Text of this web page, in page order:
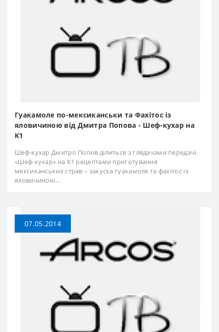
Гуакамоле по-мексиканськи та Фахітос із
яловичиною від Дмитра Попова - Шеф-кухар на
К1
Шеф-кухар Дмитро Попов ділиться з глядачами передачі
«Шеф-кухар» на К1 рецептами приготування
мексиканських страв – закуска гуакамоле та фахітос із
яловичиною...
07.05.2014